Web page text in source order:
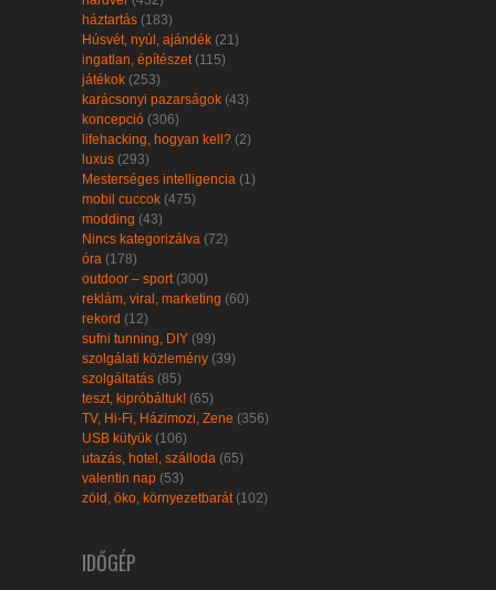
háztartás (183)
Húsvét, nyúl, ajándék (21)
ingatlan, építészet(115)
játékok (253)
karácsonyi pazarságok (43)
koncepció (306)
lifehacking, hogyan kell? (2)
luxus (293)
Mesterséges intelligencia (1)
mobil cuccok (475)
modding (43)
Nincs kategorizálva (72)
óra (178)
outdoor – sport(300)
reklám, viral, marketing (60)
rekord (12)
sufni tunning, DIY (99)
szolgálati közlemény (39)
szolgáltatás (85)
teszt, kipróbáltuk! (65)
TV, Hi-Fi, Házimozi, Zene (356)
USB kütyük (106)
utazás, hotel, szálloda (65)
valentin nap (53)
zöld, öko, környezetbarát(102)
IDŐGÉP